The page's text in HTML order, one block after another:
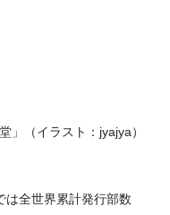
」（イラスト：jyajya）
は全世界累計発行部数